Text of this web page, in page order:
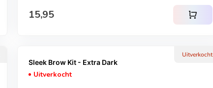
Normale prijs
15,95 shopping_cart
Uitverkocht
Sleek Brow Kit - Extra Dark
Uitverkocht